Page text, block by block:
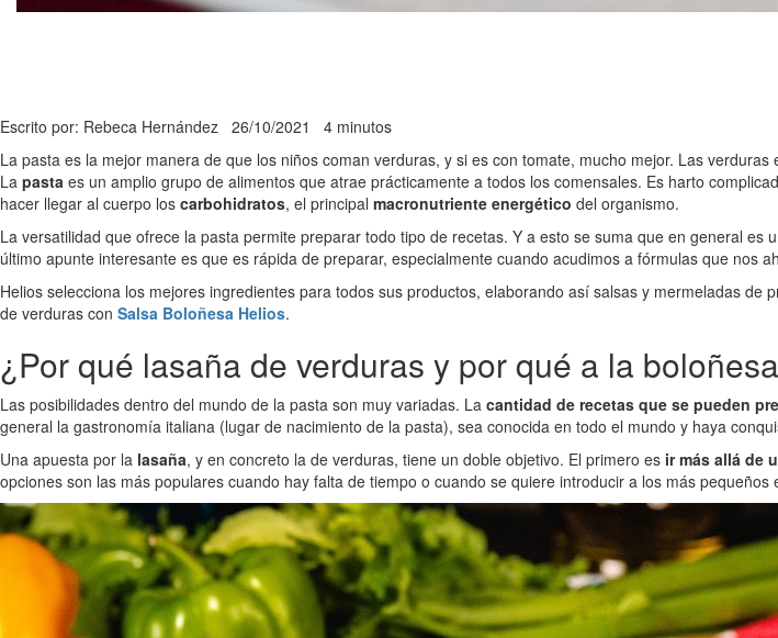
Escrito por: Rebeca Hernández 26/10/2021 4 minutos
La pasta es la mejor manera de que los niños coman verduras, y si es con tomate, mucho mejor. Las
La pasta es un amplio grupo de alimentos que atrae prácticamente a todos los comensales. Es harto
hacer llegar al cuerpo los carbohidratos, el principal macronutriente energético del organismo.
La versatilidad que ofrece la pasta permite preparar todo tipo de recetas. Y a esto se suma que en general
último apunte interesante es que es rápida de preparar, especialmente cuando acudimos a fórmulas que nos
Helios selecciona los mejores ingredientes para todos sus productos, elaborando así salsas y mermeladas
de verduras con Salsa Boloñesa Helios.
¿Por qué lasaña de verduras y por qué a la
Las posibilidades dentro del mundo de la pasta son muy variadas. La cantidad de recetas que se pueden
general la gastronomía italiana (lugar de nacimiento de la pasta), sea conocida en todo el mundo y haya
Una apuesta por la lasaña, y en concreto la de verduras, tiene un doble objetivo. El primero es ir más allá de
opciones son las más populares cuando hay falta de tiempo o cuando se quiere introducir a los más pequeños